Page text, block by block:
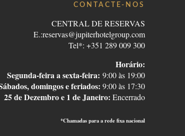
CONTACTE-NOS
CENTRAL DE RESERVAS
E.:reservas@jupiterhotelgroup.com
Tel*: +351 289 009 300
Horário:
Segunda-feira a sexta-feira: 9:00 às 19:00
domingos e feriados: 9:00 às 17:30
25 de Dezembro e 1 de Janeiro: Encerrado
*Chamadas para a rede fixa nacional